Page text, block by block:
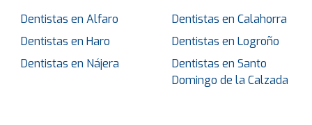
Dentistas en Alfaro
Dentistas en Calahorra
Dentistas en Haro
Dentistas en Logroño
Dentistas en Nájera
Dentistas en Santo
Domingo de la Calzada